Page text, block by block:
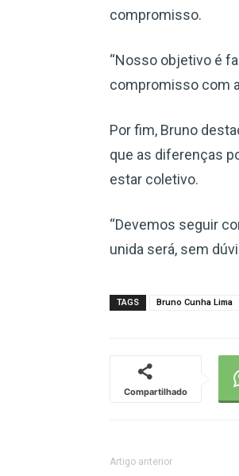
compromisso.
“Nosso objetivo é
compromisso com
Por fim, Bruno
que as diferenças
estar coletivo.
“Devemos seguir
unida será, sem
TAGS Bruno Cunha Lima
Compartilhado
Artigo anterior